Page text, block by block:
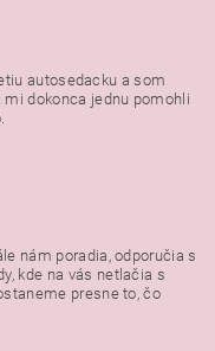
autosedacku a som
dokonca jednu pomohli
nám poradia, odporučia s
kde na vás netlačia s
presne to, čo